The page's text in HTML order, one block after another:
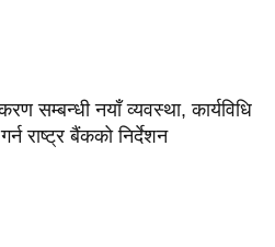
सम्बन्धी नयाँ व्यवस्था, कार्यविधि
राष्ट्र बैंकको निर्देशन